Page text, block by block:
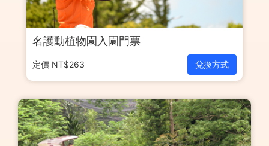
名護動植物園入園門票
定價 NT$263 兌換方式